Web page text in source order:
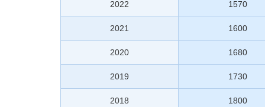
2022 1570
2021 1600
2020 1680
2019 1730
2018 1800